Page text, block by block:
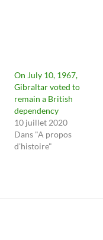
On July 10, 1967,
Gibraltar voted to
remain a British
dependency
10 juillet 2020
Dans "A propos
d'histoire"